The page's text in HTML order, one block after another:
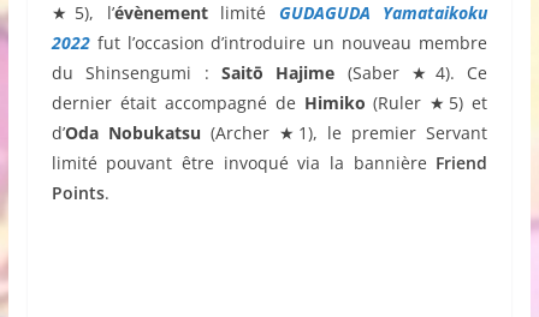
★5), l’évènementlimité GUDAGUDA Yamataikoku
2022fut l’occasion d’introduire un nouveau membre
du Shinsengumi : Saitō Hajime (Saber ★4). Ce
dernier était accompagné de Himiko(Ruler ★5) et
d’Oda Nobukatsu (Archer ★1), le premier Servant
limité pouvant être invoqué via la bannière Friend
Points.